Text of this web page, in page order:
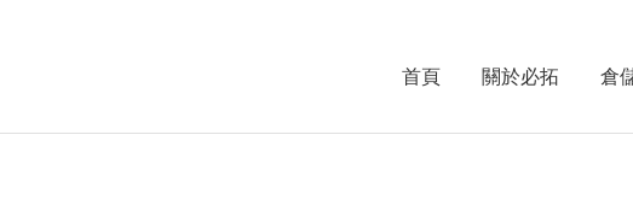
首頁 關於必拓 倉